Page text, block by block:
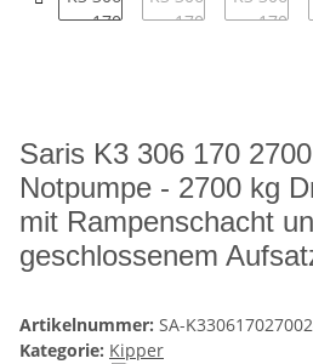
Saris K3 306 170
Notpumpe - 2700 kg
mit Rampenschacht
geschlossenem
Artikelnummer: SA-
Kategorie: Kipper